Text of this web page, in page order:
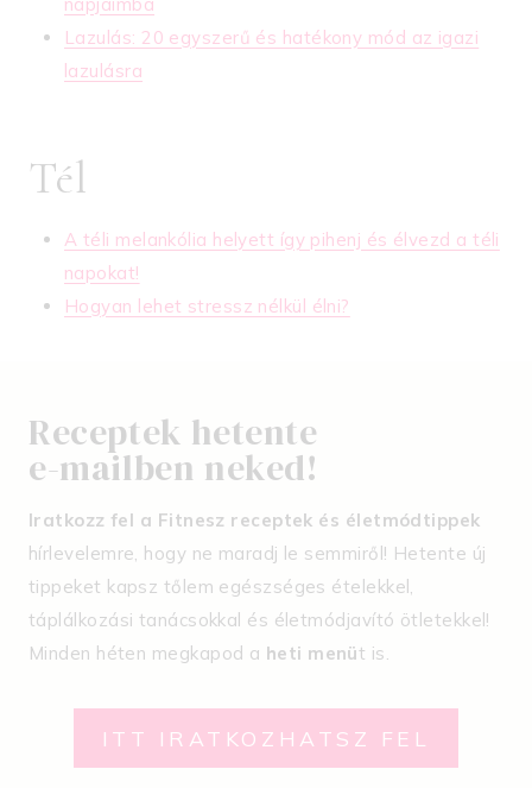
Lazulás: 20 egyszerű és hatékony mód az igazi
lazulásra
Tél
A téli melankólia helyett így pihenj és élvezd a téli
napokat!
Hogyan lehet stressz nélkül élni?
Receptek hetente
e-mailben neked!
Iratkozz fel a Fitnesz receptek és életmódtippek
hírlevelemre, hogy ne maradj le semmiről! Hetente új
tippeket kapsz tőlem egészséges ételekkel,
táplálkozási tanácsokkal és életmódjavító ötletekkel!
Minden héten megkapod a heti menüt is.
ITT IRATKOZHATSZ FEL